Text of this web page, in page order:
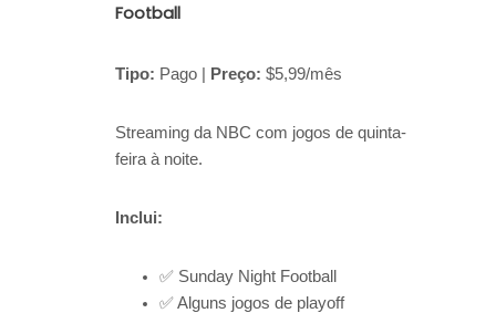
Football
Tipo: Pago | Preço: $5,99/mês
Streaming da NBC com jogos de quinta-
feira à noite.
Inclui:
✅ Sunday Night Football
✅ Alguns jogos de playoff